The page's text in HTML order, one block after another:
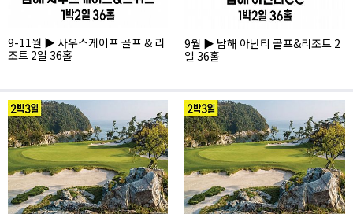
9-11월 ▶ 사우스케이프 골프 & 리
조트 2일 36홀
832,000
9월 ▶ 남해 아난티 골프&리조트 2
일 36홀
510,000